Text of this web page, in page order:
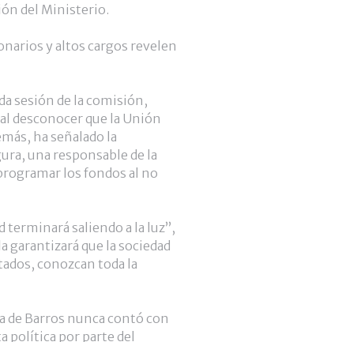
del Ministerio.
y altos cargos revelen
sesión de la comisión,
desconocer que la Unión
ha señalado la
una responsable de la
los fondos al no
terminará saliendo a la luz”,
garantizará que la sociedad
conozcan toda la
de Barros nunca contó con
política por parte del